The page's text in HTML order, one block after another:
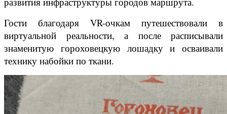
Гости благодаря VR-очкам путешествовали в
виртуальной реальности, а после расписывали
знаменитую гороховецкую лошадку и осваивали
технику набойки по ткани.